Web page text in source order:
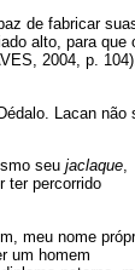
de fabricar
alto, para que
2004, p.
Lacan não
seu jaclaque,
ter percorrido
meu nome
um homem